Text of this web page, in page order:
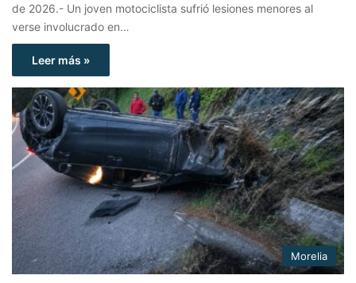
de 2026.- Un joven motociclista sufrió lesiones menores al
verse involucrado en…
Leer más »
Morelia